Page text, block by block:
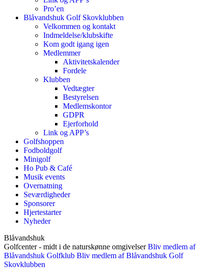
Pro’en
Blåvandshuk Golf Skovklubben
Velkommen og kontakt
Indmeldelse/klubskifte
Kom godt igang igen
Medlemmer
Aktivitetskalender
Fordele
Klubben
Vedtægter
Bestyrelsen
Medlemskontor
GDPR
Ejerforhold
Link og APP’s
Golfshoppen
Fodboldgolf
Minigolf
Ho Pub & Café
Musik events
Overnatning
Seværdigheder
Sponsorer
Hjertestarter
Nyheder
Blåvandshuk
Golfcenter - midt i de naturskønne omgivelser Bliv medlem af
Blåvandshuk Golfklub Bliv medlem af Blåvandshuk Golf
Skovklubben